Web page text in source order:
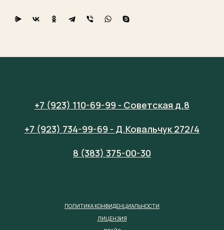
+7 (923) 110-69-99 - Советская д.8
+7 (923) 734-99-69 - Д.Ковальчук 272/4
8 (383) 375-00-30
ПОЛИТИКА КОНФИДЕНЦИАЛЬНОСТИ
ЛИЦЕНЗИЯ